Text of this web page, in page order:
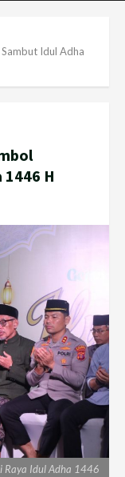
Idul Adha
H
Raya Idul Adha 1446